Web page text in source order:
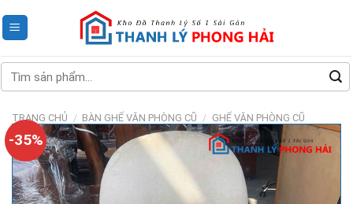
to
Tìm
kiếm:
TRANG CHỦ / BÀN GHẾ VĂN PHÒNG CŨ / GHẾ VĂN PHÒNG CŨ
-35%